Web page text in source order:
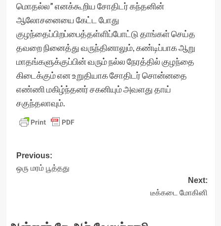
மொதல்ல” எனக்கூறிய சோதிடர் கந்தனின்
ஆலோசனையை கேட்ட போது
குழந்தைப்பிறப்பைத்தள்ளிப்போட்டு தாங்கள் செய்த
தவறை நினைத்து வருந்தினாலும், கண்டிப்பாக ஆறு
மாதங்களுக்குப்பின் வரும் நல்ல நேரத்தில் குழந்தை
கிடைக்கும் என உறுதியாக சோதிடர் சொன்னதை
எண்ணி மகிழ்ந்தனர் சகனியும் அவளது தாய்
சகுந்தலாவும்.
Post
navigation
Previous:
ஒரு மரம் பூத்தது
Next:
டீக்கடை மோகினி